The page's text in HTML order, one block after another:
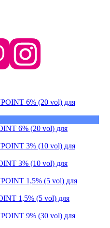
6% (20 vol) для
3% (10 vol) для
1,5% (5 vol) для